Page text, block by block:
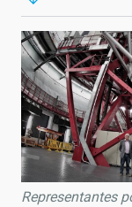
Representantes